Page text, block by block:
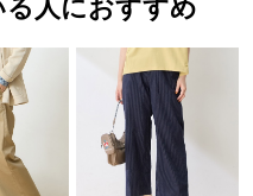
人におすすめ